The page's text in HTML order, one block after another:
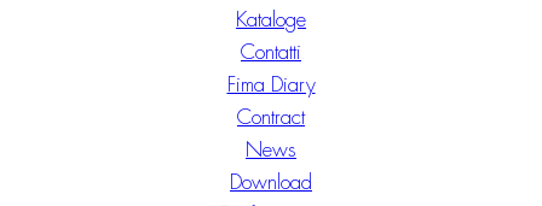
Kataloge
Contatti
Fima Diary
Contract
News
Download